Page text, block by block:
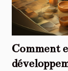
Comment